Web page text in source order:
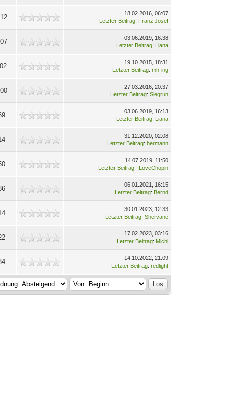
18.02.2016, 06:07
Letzter Beitrag: Franz Josef
03.06.2019, 16:38
Letzter Beitrag: Liana
19.10.2015, 18:31
Letzter Beitrag:mh-ing
27.03.2016, 20:37
Letzter Beitrag:Siegrun
03.06.2019, 16:13
Letzter Beitrag: Liana
31.12.2020, 02:08
Letzter Beitrag:hermann
14.07.2019, 11:50
Letzter Beitrag: ILoveChopin
06.01.2021, 16:15
Letzter Beitrag: Bernd
30.01.2023, 12:33
Letzter Beitrag:Shervane
17.02.2023, 03:16
Letzter Beitrag: Michi
14.10.2022, 21:09
Letzter Beitrag:redlight